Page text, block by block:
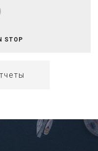
STOP